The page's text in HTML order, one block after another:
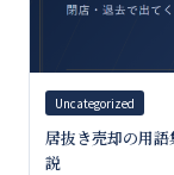
Uncategorized
居抜き売却の用
説